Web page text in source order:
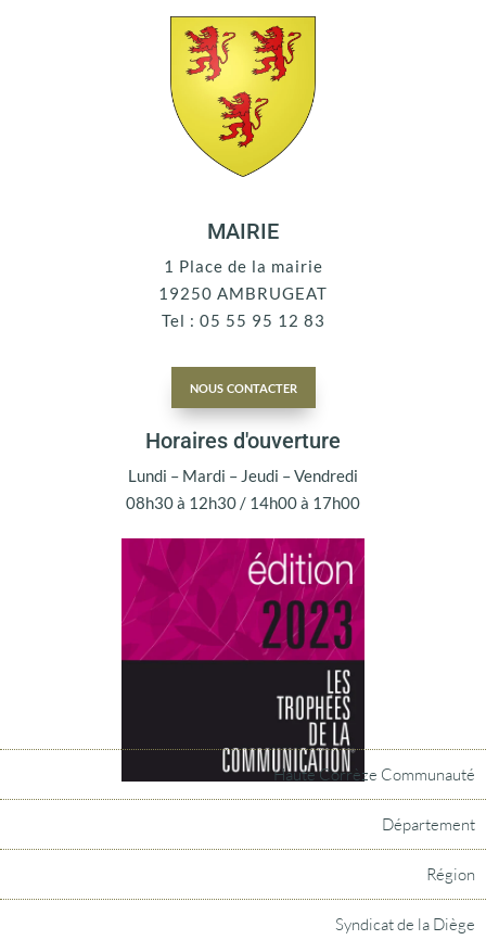
MAIRIE
1 Place de la mairie
19250 AMBRUGEAT
Tel : 05 55 95 12 83
nous contacter
Horaires d'ouverture
Lundi – Mardi – Jeudi – Vendredi
08h30 à 12h30 / 14h00 à 17h00
Haute Corrèze Communauté
Département
Région
Syndicat de la Diège